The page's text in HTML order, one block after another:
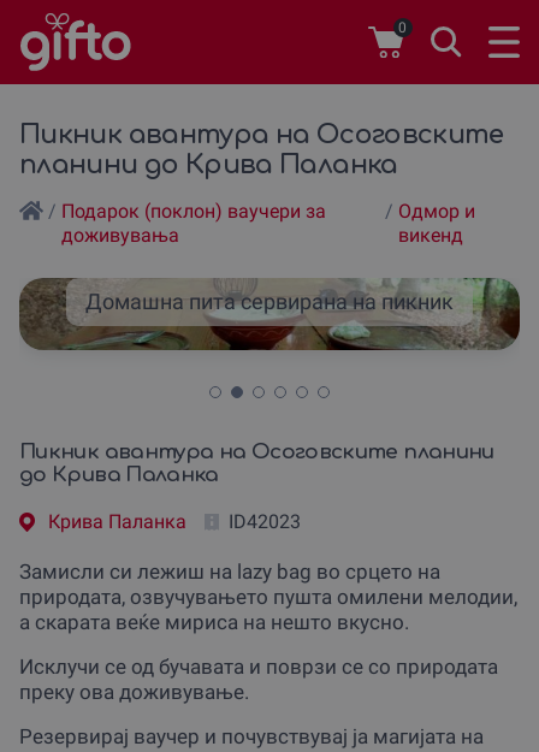
0
Пикник авантура на Осоговските
планини до Крива Паланка
/ Подарок (поклон) ваучери за
доживувања
/ Одмор и
викенд
Домашна пита сервирана на пикник
Пикник авантура на Осоговските планини
до Крива Паланка
Крива Паланка ID42023
Замисли си лежиш на lazy bag во срцето на
природата, озвучувањето пушта омилени мелодии,
а скарата веќе мириса на нешто вкусно.
Исклучи се од бучавата и поврзи се со природата
преку ова доживување.
Резервирај ваучер и почувствувај ја магијата на